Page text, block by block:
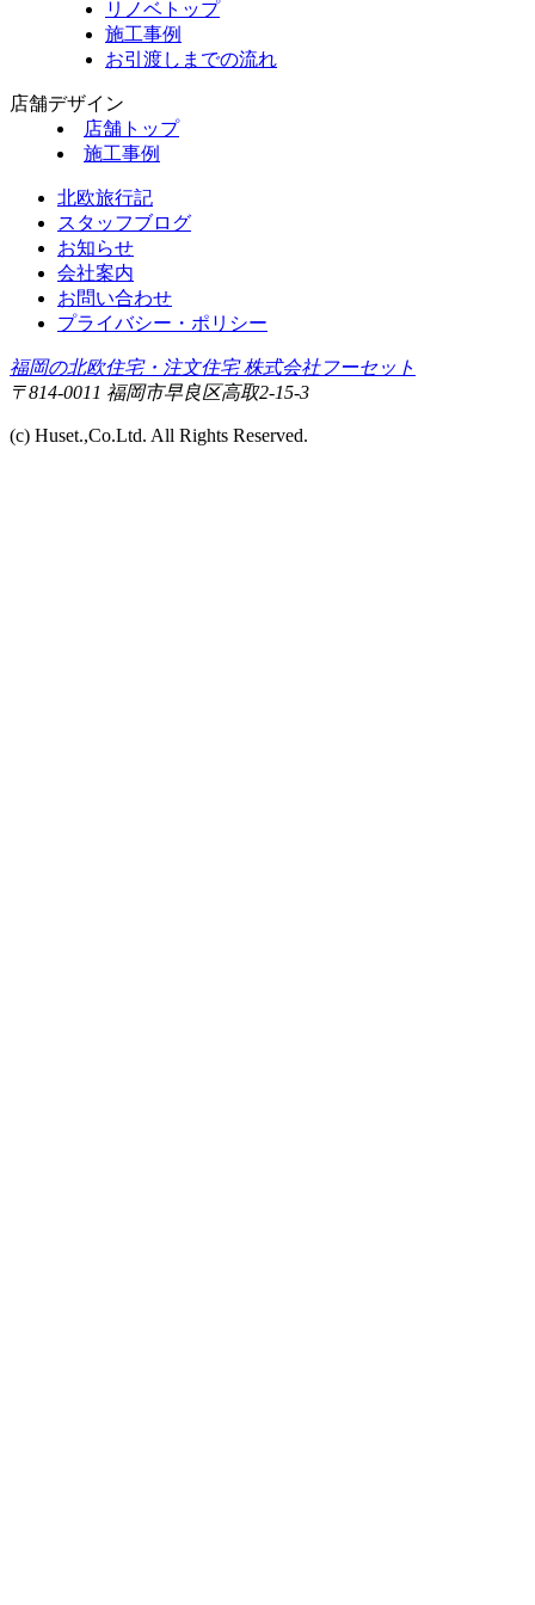
リノベトップ
施工事例
お引渡しまでの流れ
店舗デザイン
店舗トップ
施工事例
北欧旅行記
スタッフブログ
お知らせ
会社案内
お問い合わせ
プライバシー・ポリシー
福岡の北欧住宅・注文住宅 株式会社フーセット
〒814-0011 福岡市早良区高取2-15-3
(c) Huset.,Co.Ltd. All Rights Reserved.